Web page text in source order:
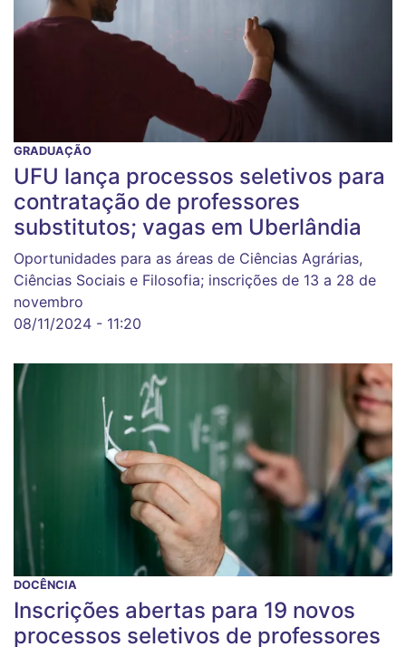
GRADUAÇÃO
UFU lança processos seletivos para
contratação de professores
substitutos; vagas em Uberlândia
Oportunidades para as áreas de Ciências Agrárias,
Ciências Sociais e Filosofia; inscrições de 13 a 28 de
novembro
08/11/2024 - 11:20
DOCÊNCIA
Inscrições abertas para 19 novos
processos seletivos de professores